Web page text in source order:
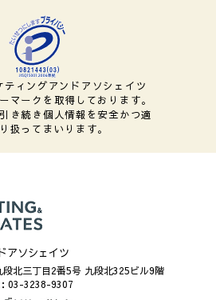
ティングアンドアソシェイツ
マークを取得しております。
き続き個人情報を安全かつ適
扱ってまいります。
アソシェイツ
北三丁目2番5号 九段北325ビル9階
03-3238-9307